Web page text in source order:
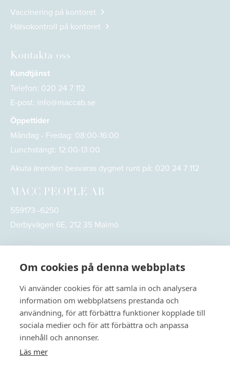
Vaccinering på kontoret
Hälsokontroll på kontoret
Kontakta oss
Kundtjänst
Telefon: 020 24 7 112
E-post: info@maccab.se
Öppettider
Måndag - Fredag: 08:00-16:00
Lunchstängt: 12:00-13:00
Akuta ärenden besvaras dygnet runt på: 020 24 7 112
MACC PEOPLE AB
559173–6250
Derbyvägen 6E, 212 35 Malmö
Om cookies på denna webbplats
Vi använder cookies för att samla in och analysera
information om webbplatsens prestanda och
användning, för att förbättra funktioner kopplade till
sociala medier och för att förbättra och anpassa
innehåll och annonser.
Läs mer